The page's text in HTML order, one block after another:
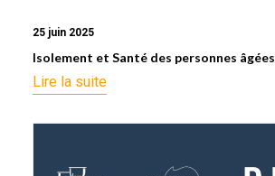
25 juin 2025
Isolement et Santé des personnes âgées
Lire la suite